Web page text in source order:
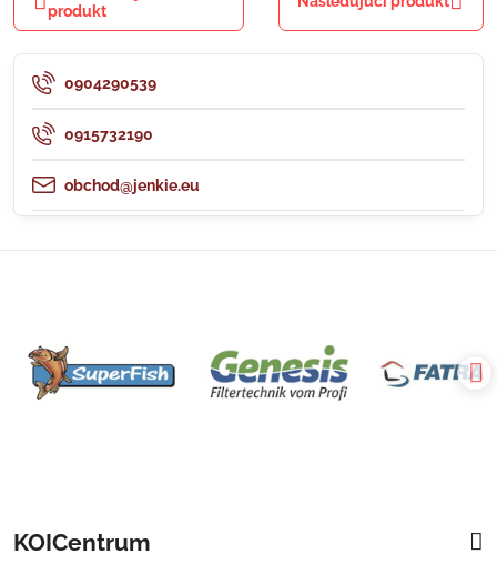
produkt
0904290539
0915732190
obchod@jenkie.eu
KOICentrum